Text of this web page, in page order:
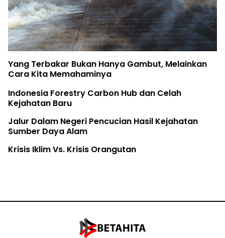
Birute Galdikas, Ibu para Orangutan, telah Pulang
The Earth Belongs to the Youth
Rifya Melawan Raksasa
Fatur Meronda Belantara dari Udara